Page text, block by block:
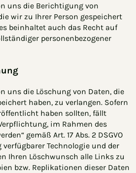
uns die Berichtigung von
wir zu Ihrer Person gespeichert
beinhaltet auch das Recht auf
personenbezogener
uns die Löschung von Daten, die
haben, zu verlangen. Sofern
haben sollten, fällt
im Rahmen des
gemäß Art. 17 Abs. 2 DSGVO
Technologie und der
Ihren Löschwunsch alle Links zu
bzw. Replikationen dieser Daten